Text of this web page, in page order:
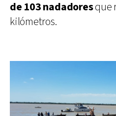
de 103 nadadoresque
kilómetros.